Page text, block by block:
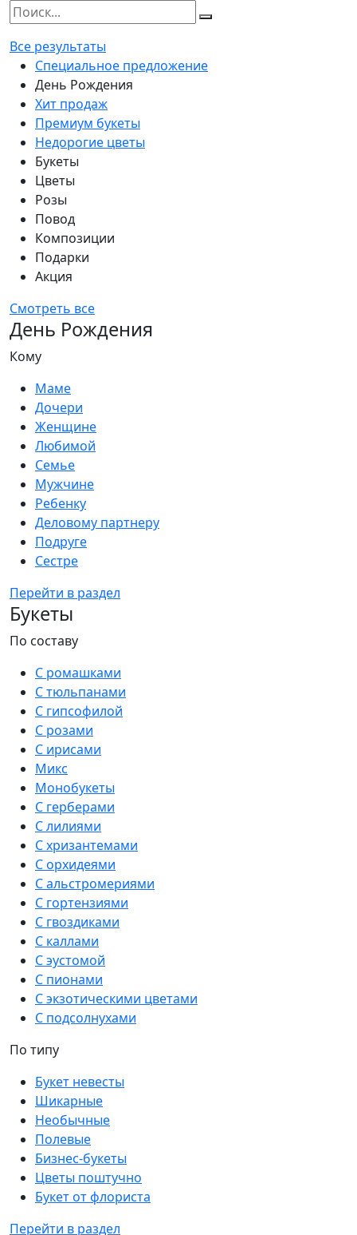
Все результаты
Специальное предложение
День Рождения
Хит продаж
Премиум букеты
Недорогие цветы
Букеты
Цветы
Розы
Повод
Композиции
Подарки
Акция
Смотреть все
День Рождения
Кому
Маме
Дочери
Женщине
Любимой
Семье
Мужчине
Ребенку
Деловому партнеру
Подруге
Сестре
Перейти в раздел
Букеты
По составу
С ромашками
С тюльпанами
С гипсофилой
С розами
С ирисами
Микс
Монобукеты
С герберами
С лилиями
С хризантемами
С орхидеями
С альстромериями
С гортензиями
С гвоздиками
С каллами
С эустомой
С пионами
С экзотическими цветами
С подсолнухами
По типу
Букет невесты
Шикарные
Необычные
Полевые
Бизнес-букеты
Цветы поштучно
Букет от флориста
Перейти в раздел